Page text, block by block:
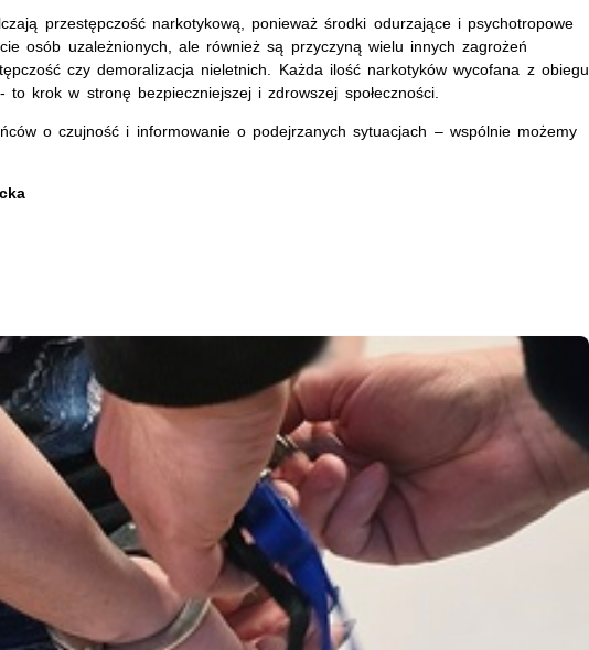
przestępczość narkotykową, ponieważ środki odurzające i psychotropowe
osób uzależnionych, ale również są przyczyną wielu innych zagrożeń
czy demoralizacja nieletnich. Każda ilość narkotyków wycofana z obiegu
krok w stronę bezpieczniejszej i zdrowszej społeczności.
o czujność i informowanie o podejrzanych sytuacjach – wspólnie możemy